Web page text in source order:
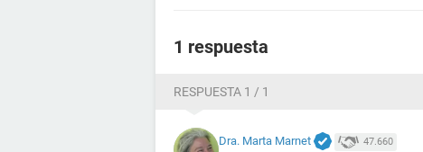
1 respuesta
RESPUESTA 1 / 1
Dra. Marta Marnet 47.660